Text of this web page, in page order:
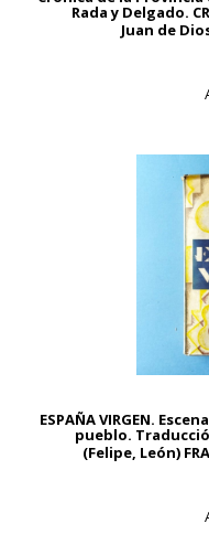
Rada y Delgado.
Juan de
ESPAÑA VIRGEN.
pueblo.
(Felipe, León)